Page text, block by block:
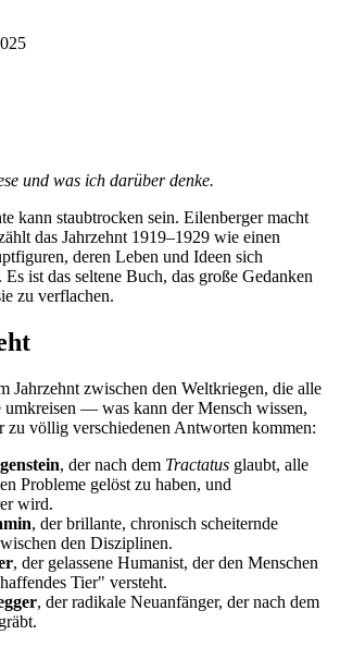
und was ich darüber denke.
kann staubtrocken sein. Eilenberger macht
das Jahrzehnt 1919–1929 wie einen
deren Leben und Ideen sich
ist das seltene Buch, das große Gedanken
zu verflachen.
Jahrzehnt zwischen den Weltkriegen, die alle
umkreisen — was kann der Mensch wissen,
zu völlig verschiedenen Antworten kommen:
, der nach dem Tractatus glaubt, alle
Probleme gelöst zu haben, und
wird.
, der brillante, chronisch scheiternde
den Disziplinen.
, der gelassene Humanist, der den Menschen
Tier" versteht.
, der radikale Neuanfänger, der nach dem